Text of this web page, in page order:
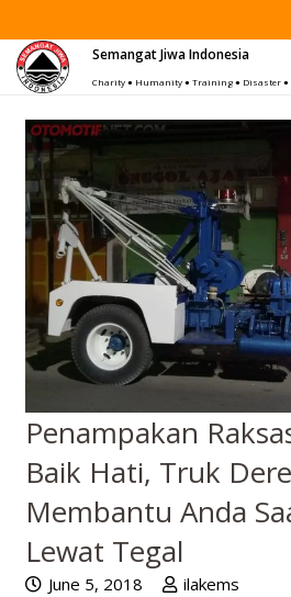
Semangat Jiwa Indonesia
Charity ● Humanity ● Training ● Disaster ●
Penampakan
Baik Hati, Truk
Membantu Anda
Lewat Tegal
June 5, 2018
ilakems